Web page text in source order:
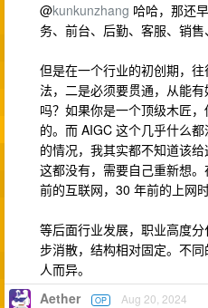
@kunkunzhang 哈哈，那还
务、前台、后勤、客服、销
但是在一个行业的初创期，
法，二是必须要贯通，从能
吗？如果你是一个顶级木匠
的。而 AIGC 这个几乎什么
的情况，我其实都不知道该
这都没有，需要自己重新想
前的互联网，30 年前的上网
等后面行业发展，职业高度
步消散，结构相对固定。不
人而异。
Aether OP Aug 20, 2024